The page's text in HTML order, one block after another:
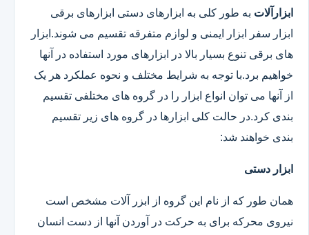
ابزارآلات به طور کلی به ابزارهای دستی ابزارهای برقی
ابزار سفر ابزار ایمنی و لوازم متفرقه تقسیم می شوند.ابزار
های برقی تنوع بسیار بالا در ابزارهای مورد استفاده در آنها
خواهیم برد.با توجه به شرایط مختلف و نحوه عملکرد هر یک
از آنها می توان انواع ابزار را در گروه های مختلفی تقسیم
بندی کرد.در حالت کلی ابزارها در گروه های زیر تقسیم
بندی خواهند شد:
ابزار دستی
همان طور که از نام این گروه از ابزر آلات مشخص است
نیروی محرکه برای به حرکت در آوردن آنها از دست انسان